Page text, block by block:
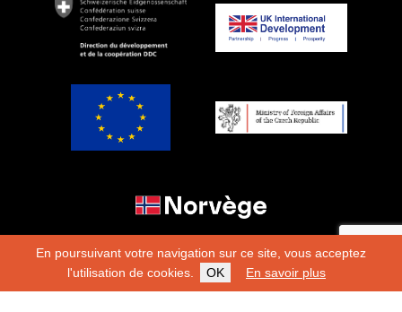
En poursuivant votre navigation sur ce site, vous acceptez
l'utilisation de cookies.
OK En savoir plus